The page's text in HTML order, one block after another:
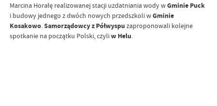
Marcina Horałę realizowanej stacji uzdatniania wody wGminie Puck
i budowy jednego z dwóch nowych przedszkoli wGminie
Kosakowo.Samorządowcy z Półwyspu zaproponowali kolejne
spotkanie na początku Polski, czyliw Helu.